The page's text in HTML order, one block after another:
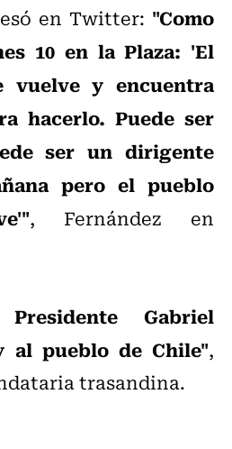
en Twitter: "Como
10 en la Plaza: 'El
vuelve y encuentra
hacerlo. Puede ser
ser un dirigente
pero el pueblo
, Fernández en
Presidente Gabriel
al pueblo de Chile",
trasandina.